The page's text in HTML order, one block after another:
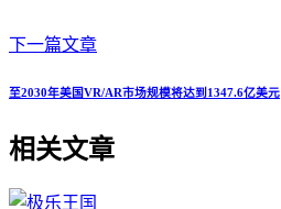
下一篇文章
至2030年美国VR/AR市场规模将达到1347.6亿美元
相关文章